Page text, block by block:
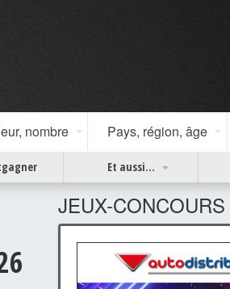
nombre Pays, région, âge
Et aussi...
JEUX-CONCOURS